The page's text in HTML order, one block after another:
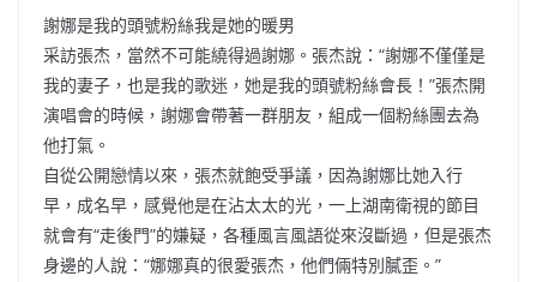
謝娜是我的頭號粉絲我是她的暖男
采訪張杰，當然不可能繞得過謝娜。張杰說：“謝娜不僅僅是
我的妻子，也是我的歌迷，她是我的頭號粉絲會長！”張杰開
演唱會的時候，謝娜會帶著一群朋友，組成一個粉絲團去為
他打氣。
自從公開戀情以來，張杰就飽受爭議，因為謝娜比她入行
早，成名早，感覺他是在沾太太的光，一上湖南衛視的節目
就會有“走後門”的嫌疑，各種風言風語從來沒斷過，但是張杰
身邊的人說：“娜娜真的很愛張杰，他們倆特別膩歪。”